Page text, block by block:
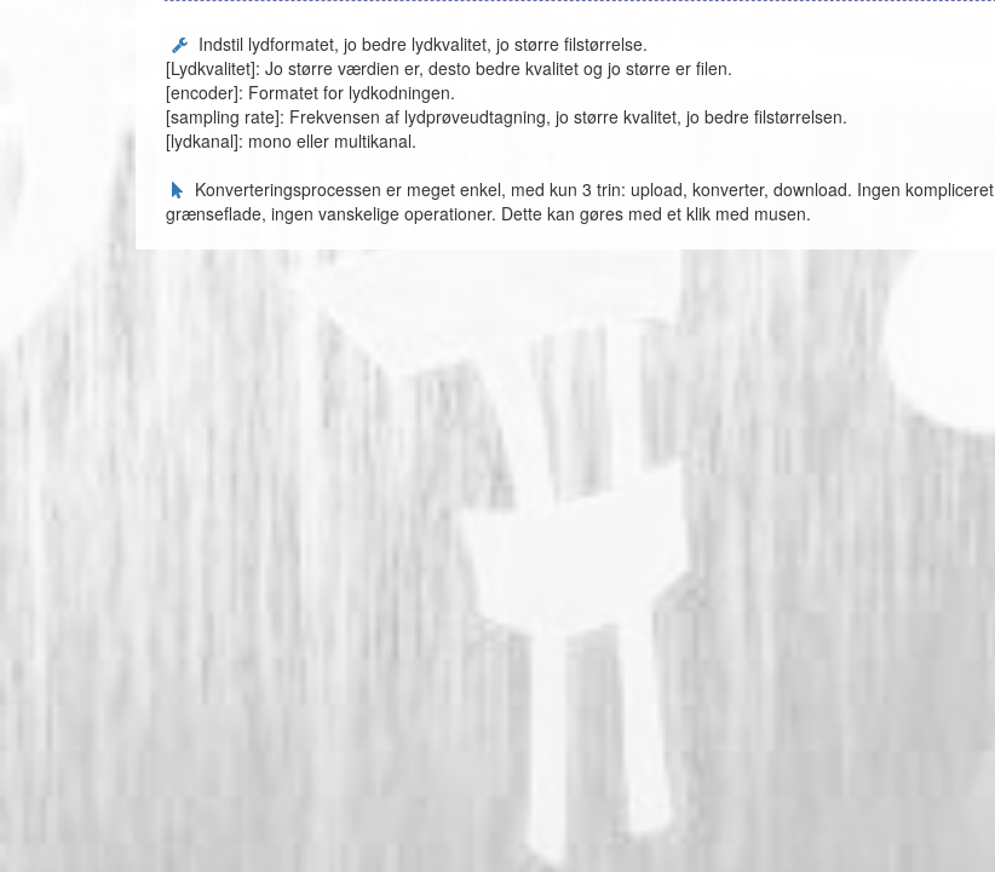
Indstil lydformatet, jo bedre lydkvalitet, jo større filstørrelse.
[Lydkvalitet]: Jo større værdien er, desto bedre kvalitet og jo større er filen.
[encoder]: Formatet for lydkodningen.
[sampling rate]: Frekvensen af ​​lydprøveudtagning, jo større kvalitet, jo bedre filstørrelsen.
[lydkanal]: mono eller multikanal.
Konverteringsprocessen er meget enkel, med kun 3 trin: upload, konverter, download. Ingen kompliceret
grænseflade, ingen vanskelige operationer. Dette kan gøres med et klik med musen.